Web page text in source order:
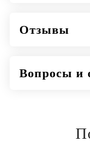
Отзывы
Вопросы и